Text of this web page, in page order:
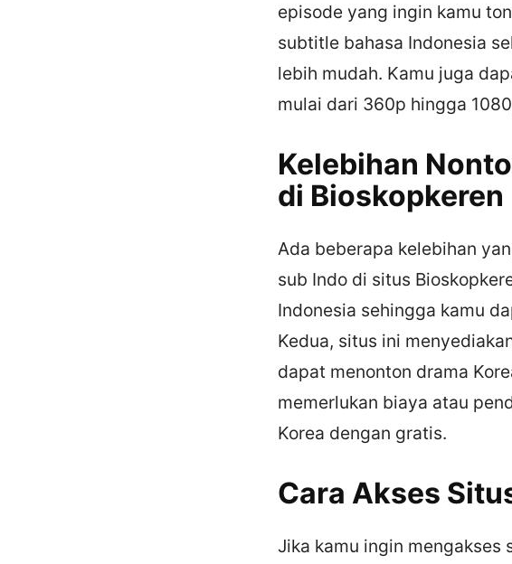
episode yang ingin kamu
subtitle bahasa Indonesia
lebih mudah. Kamu juga
mulai dari 360p hingga
Kelebihan
di Bioskopkeren
Ada beberapa kelebihan
sub Indo di situs
Indonesia sehingga kamu
Kedua, situs ini
dapat menonton drama
memerlukan biaya atau
Korea dengan gratis.
Cara Akses
Jika kamu ingin mengakses